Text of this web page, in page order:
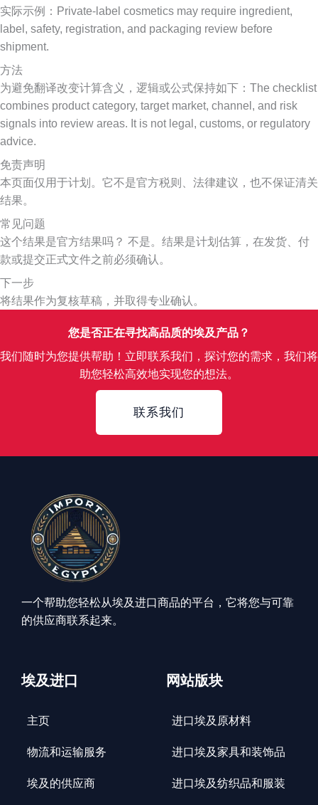
实际示例：Private-label cosmetics may require ingredient,
label, safety, registration, and packaging review before
shipment.
方法
为避免翻译改变计算含义，逻辑或公式保持如下：The checklist
combines product category, target market, channel, and risk
signals into review areas. It is not legal, customs, or regulatory
advice.
免责声明
本页面仅用于计划。它不是官方税则、法律建议，也不保证清关
结果。
常见问题
这个结果是官方结果吗？ 不是。结果是计划估算，在发货、付
款或提交正式文件之前必须确认。
下一步
将结果作为复核草稿，并取得专业确认。
您是否正在寻找高品质的埃及产品？
我们随时为您提供帮助！立即联系我们，探讨您的需求，我们将
助您轻松高效地实现您的想法。
联系我们
一个帮助您轻松从埃及进口商品的平台，它将您与可靠
的供应商联系起来。
埃及进口
主页
物流和运输服务
埃及的供应商
网站版块
进口埃及原材料
进口埃及家具和装饰品
进口埃及纺织品和服装